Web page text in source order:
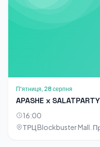
П'ятниця, 28 серпня
APASHE x SALATPARTY
16:00
ТРЦ Blockbuster Mall.